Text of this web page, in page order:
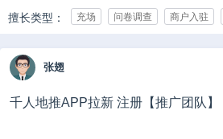
擅长类型： 充场 问卷调查 商户入驻
承接行业： IT/互联网 游戏 影视/动漫
团队规模： 0-10人 10-50人 50-500人
张翅
千人地推APP拉新 注册【推广团队】